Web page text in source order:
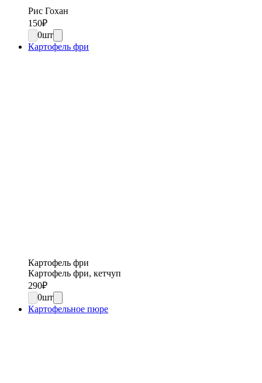
Рис Гохан
150₽
0шт
Картофель фри
Картофель фри
Картофель фри, кетчуп
290₽
0шт
Картофельное пюре